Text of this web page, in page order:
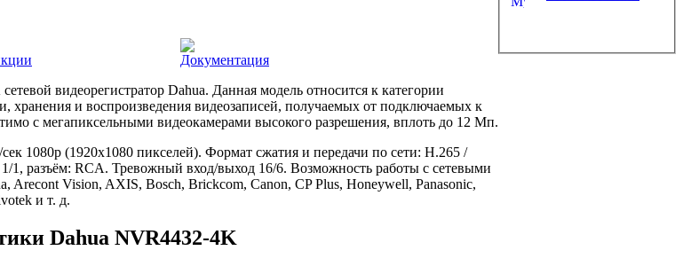
Документация
видеорегистратор Dahua. Данная модель относится к категории
хранения и воспроизведения видеозаписей, получаемых от подключаемых к
с мегапиксельными видеокамерами высокого разрешения, вплоть до 12 Мп.
1080p (1920x1080 пикселей). Формат сжатия и передачи по сети: H.265 /
1, разъём: RCA. Тревожный вход/выход 16/6. Возможность работы с сетевыми
Arecont Vision, AXIS, Bosch, Brickcom, Canon, CP Plus, Honeywell, Panasonic,
и т. д.
Dahua NVR4432-4K